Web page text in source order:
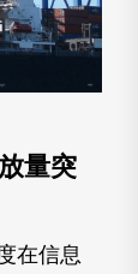
量突
在信息